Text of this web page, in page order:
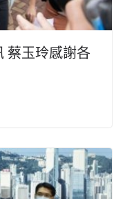
蔡玉玲感謝各